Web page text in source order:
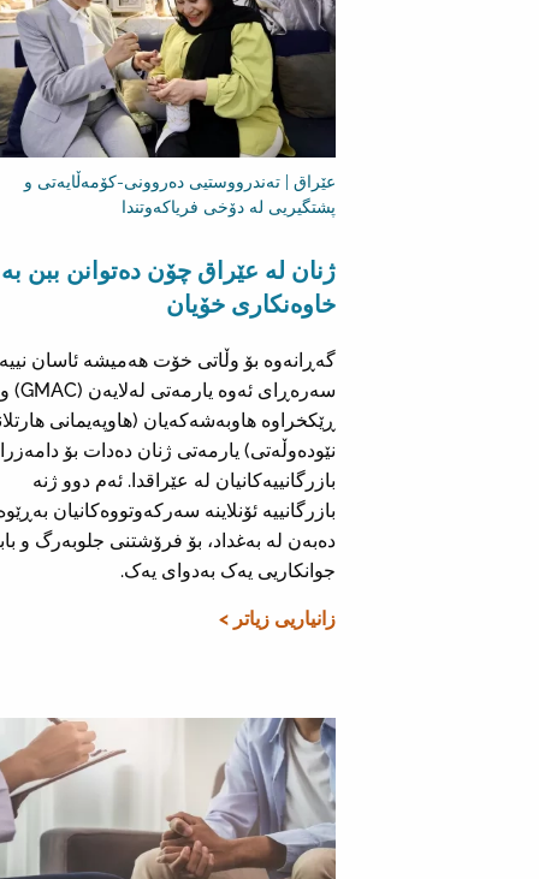
عێراق | تەندرووستیی دەروونی-کۆمەڵایەتی و
پشتگیریی لە دۆخی فریاکەوتندا
ژنان لە عێراق چۆن دەتوانن ببن بە
خاوەنکاری خۆیان
گەڕانەوە بۆ وڵاتی خۆت هەمیشە ئاسان
سەرەڕای ئەوە یارمەتی لەلایەن (GMAC) و
ڕێکخراوە هاوبەشەکەیان (هاوپەیمانی
نێودەوڵەتی) یارمەتی ژنان دەدات بۆ
بازرگانییەکانیان لە عێراقدا. ئەم دوو ژنە
بازرگانییە ئۆنلاینە سەرکەوتووەکانیان
دەبەن لە بەغداد، بۆ فرۆشتنی جلوبەرگ و
جوانکاریی یەک بەدوای یەک.
زانیاریی زیاتر >